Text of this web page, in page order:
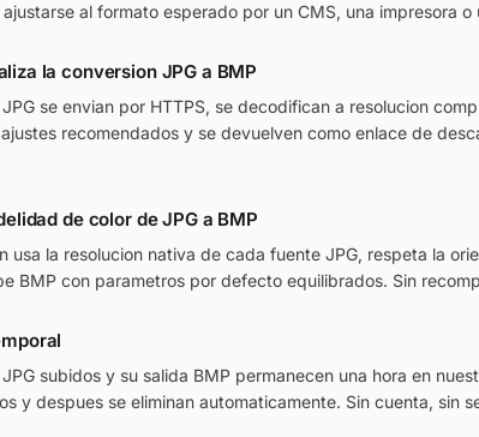
al formato esperado por un CMS, una impresora o
la conversion JPG a BMP
se envian por HTTPS, se decodifican a resolucion
recomendados y se devuelven como enlace de
de color de JPG a BMP
usa la resolucion nativa de cada fuente JPG, respeta la
BMP con parametros por defecto equilibrados. Sin
subidos y su salida BMP permanecen una hora en
y despues se eliminan automaticamente. Sin cuenta, sin